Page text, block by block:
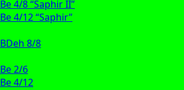
4/8 “Saphir II”
4/12 “Saphir”
8/8
2/6
4/12